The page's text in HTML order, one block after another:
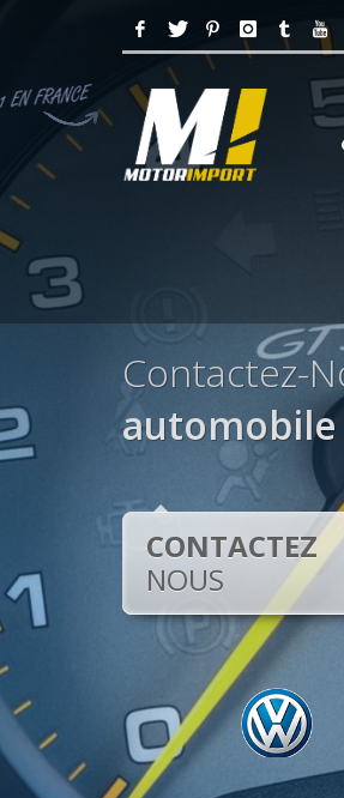
Contactez-
automobile
CONTACTEZ
NOUS